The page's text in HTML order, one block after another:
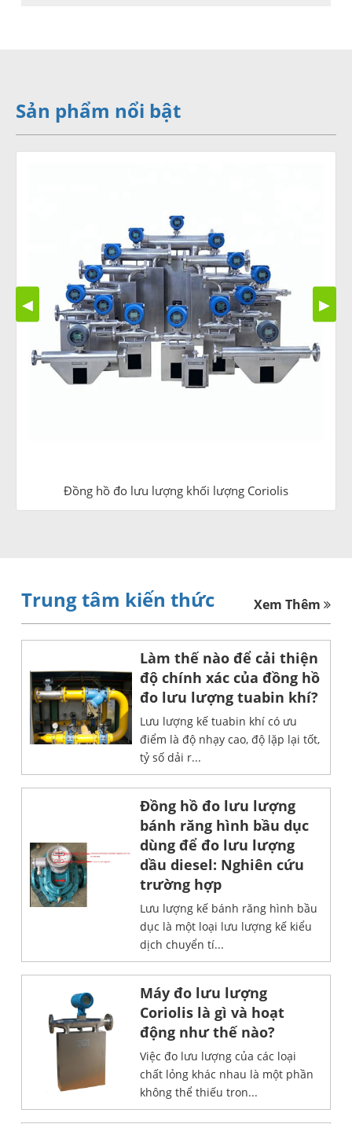
Sản phẩm nổi bật
Đồng hồ đo lưu lượng khối lượng Coriolis
◀ ▶
Trung tâm kiến thức Xem Thêm
Làm thế nào để cải thiện
độ chính xác của đồng hồ
đo lưu lượng tuabin khí?
Lưu lượng kế tuabin khí có ưu
điểm là độ nhạy cao, độ lặp lại tốt,
tỷ số dải r...
Đồng hồ đo lưu lượng
bánh răng hình bầu dục
dùng để đo lưu lượng
dầu diesel: Nghiên cứu
trường hợp
Lưu lượng kế bánh răng hình bầu
dục là một loại lưu lượng kế kiểu
dịch chuyển tí...
Máy đo lưu lượng
Coriolis là gì và hoạt
động như thế nào?
Việc đo lưu lượng của các loại
chất lỏng khác nhau là một phần
không thể thiếu tron...